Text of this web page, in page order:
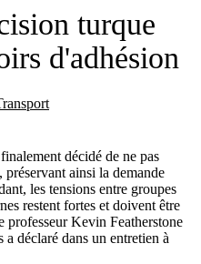
turque
d'adhésion
décidé de ne pas
ainsi la demande
les tensions entre groupes
restent fortes et doivent être
professeur Kevin Featherstone
déclaré dans un entretien à